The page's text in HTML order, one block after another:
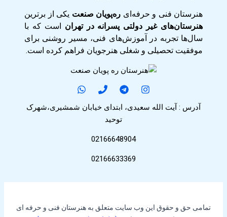
هنرستان فنی و حرفه‌ای ره‌پویان صنعت یکی از برترین
هنرستان‌های غیر دولتی پسرانه در تهران است که با
سال‌ها تجربه در آموزش‌های فنی، مسیر روشنی برای
موفقیت تحصیلی و شغلی هنرجویان فراهم کرده است.
آدرس : آیت الله سعیدی، ابتدای خیابان شمشیری،شهرک
توحید
02166648904
02166633369
تمامی حق و حقوق این وب سایت متعلق به هنرستان فنی و حرفه ای